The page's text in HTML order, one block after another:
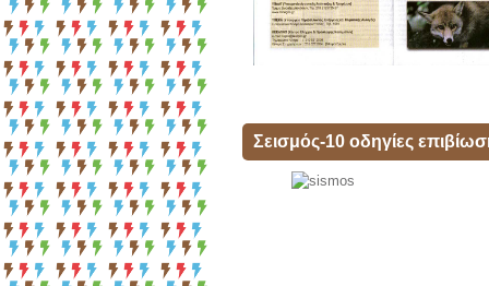
Σεισμός-10 οδηγίες